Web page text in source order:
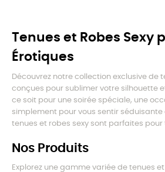
Tenues et Robes Sexy
Érotiques
Découvrez notre collection exclusive de
conçues pour sublimer votre silhouette
ce soit pour une soirée spéciale, une
simplement pour vous sentir séduisante
tenues et robes sexy sont parfaites pour
Nos Produits
Explorez une gamme variée de tenues